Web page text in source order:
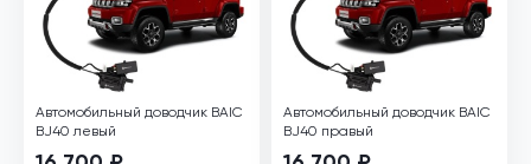
Автомобильный доводчик BAIC
BJ40 левый
Автомобильный доводчик BAIC
BJ40 правый